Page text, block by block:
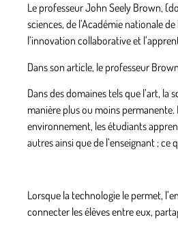
Le professeur John Seely Brown,
sciences, de l’Académie nationale
l’innovation collaborative et
Dans son article, le professeur
Dans des domaines tels que l’art,
manière plus ou moins permanente.
environnement, les étudiants
autres ainsi que de l’enseignant ;
Lorsque la technologie le permet,
connecter les élèves entre eux,